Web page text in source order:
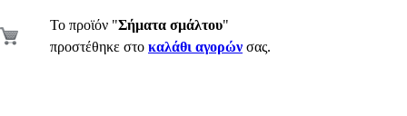
Το προϊόν "Σήματα σμάλτου"
προστέθηκε στο καλάθι αγορών σας.